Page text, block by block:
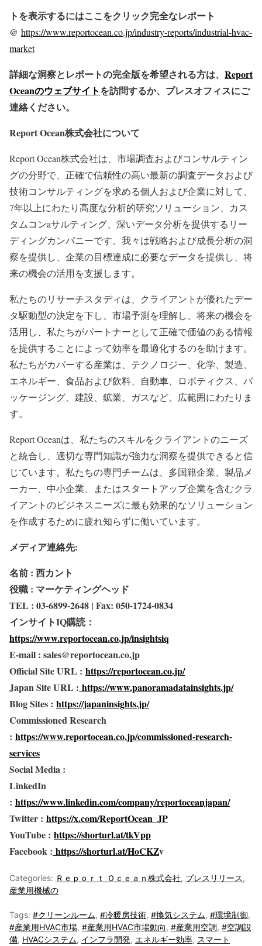
トを表示するにはここをクリック完全なレポート
@ https://www.reportocean.co.jp/industry-reports/industrial-hvac-
market
詳細な洞察とレポートの完全版を希望される方は、 Report
Oceanのウェブサイトを訪問するか、プレスオフィスにご
連絡ください。
Report Ocean株式会社について
Report Ocean株式会社は、市場調査およびコンサルティン
グの分野で、正確で信頼性の高い最新の調査データおよび
技術コンサルティングを求める個人および企業に対して、
7年以上にわたり高度な分析的研究ソリューション、カス
タムコンaサルティング、深いデータ分析を提供するリー
ディングカンパニーです。我々は戦略および成長分析の洞
察を提供し、企業の目標達成に必要なデータを提供し、将
来の機会の活用を支援します。
私たちのリサーチスタディは、クライアントが優れたデー
タ駆動型の決定を下し、市場予測を理解し、将来の機会を
活用し、私たちがパートナーとして正確で価値のある情報
を提供することによって効率を最適化するのを助けます。
私たちがカバーする産業は、テクノロジー、化学、製造、
エネルギー、食品および飲料、自動車、ロボティクス、パ
ッケージング、建設、鉱業、ガスなど、広範囲にわたりま
す。
Report Oceanは、私たちのスキルをクライアントのニーズ
と統合し、適切な専門知識が強力な洞察を提供できると信
じています。私たちの専門チームは、多国籍企業、製品メ
ーカー、中小企業、またはスタートアップ企業を含むクラ
イアントのビジネスニーズに最も効果的なソリューション
を作成するために疲れ知らずに働いています。
メディア連絡先:
名前 : 西カント
役職 : マーケティングヘッド
TEL : 03-6899-2648 | Fax: 050-1724-0834
インサイトIQ購読：
https://www.reportocean.co.jp/insightsiq
E-mail : sales@reportocean.co.jp
Official Site URL : https://reportocean.co.jp/
Japan Site URL : https://www.panoramadatainsights.jp/
Blog Sites : https://japaninsights.jp/
Commissioned Research
: https://www.reportocean.co.jp/commissioned-research-
services
Social Media :
LinkedIn
: https://www.linkedin.com/company/reportoceanjapan/
Twitter : https://x.com/ReportOcean_JP
YouTube : https://shorturl.at/tkVpp
Facebook : https://shorturl.at/HoCKZv
Categories: Ｒｅｐｏｒｔ Ｏｃｅａｎ株式会社, プレスリリース,
産業用機械の
Tags: #クリーンルーム, #冷暖房技術, #換気システム, #環境制御,
#産業用HVAC市場, #産業用HVAC市場動向, #産業用空調, #空調設
備, HVACシステム, インフラ開発, エネルギー効率, スマート